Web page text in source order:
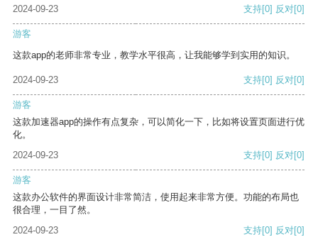
2024-09-23 支持[0] 反对[0]
游客
这款app的老师非常专业，教学水平很高，让我能够学到实用的知识。
2024-09-23 支持[0] 反对[0]
游客
这款加速器app的操作有点复杂，可以简化一下，比如将设置页面进行优
化。
2024-09-23
支持[0] 反对[0]
游客
这款办公软件的界面设计非常简洁，使用起来非常方便。功能的布局也
很合理，一目了然。
2024-09-23
支持[0] 反对[0]